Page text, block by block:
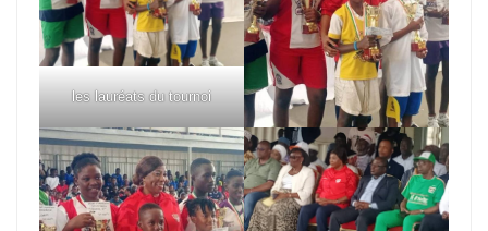
les lauréats du tournoi